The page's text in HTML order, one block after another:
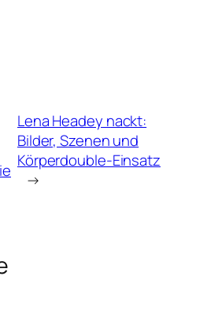
Lena Headey nackt:
Bilder, Szenen und
Körperdouble-Einsatz
→